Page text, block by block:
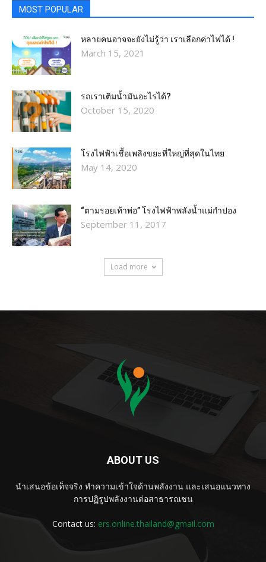
MOST POPULAR
หลายคนอาจจะยังไม่รู้ว่า เราเลือกค่าไฟได้ !
March 15, 2021
รถเราเติมน้ำมันอะไรได้?​
October 15, 2020
โรงไฟฟ้าเชื้อเพลิงขยะที่ใหญ่ที่สุดในไทย
May 14, 2020
“ตามรอยเท้าพ่อ” โรงไฟฟ้าพลังน้ำแม่กำปอง
September 11, 2017
Load more
ABOUT US
นำเสนอข้อเท็จจริง ทำความเข้าใจด้านพลังงาน และเสนอแนวทาง
การปฏิรูปพลังงานต่อสาธารณชน
Contact us: ers.online.thailand@gmail.com